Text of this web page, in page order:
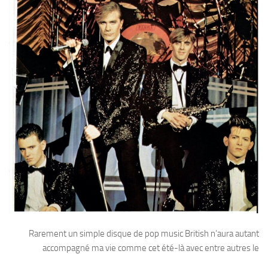
Rarement un simple disque de pop music British n’aura autant
accompagné ma vie comme cet été-là avec entre autres le